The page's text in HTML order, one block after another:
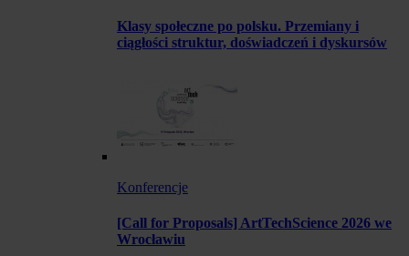
Klasy społeczne po polsku. Przemiany i
ciągłości struktur, doświadczeń i dyskursów
Konferencje
[Call for Proposals] ArtTechScience 2026 we
Wrocławiu